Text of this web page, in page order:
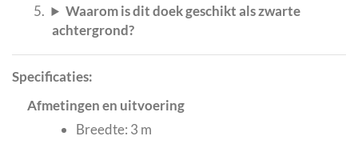
Waarom is dit doek geschikt als zwarte
achtergrond?
Specificaties:
Afmetingen en uitvoering
Breedte: 3 m